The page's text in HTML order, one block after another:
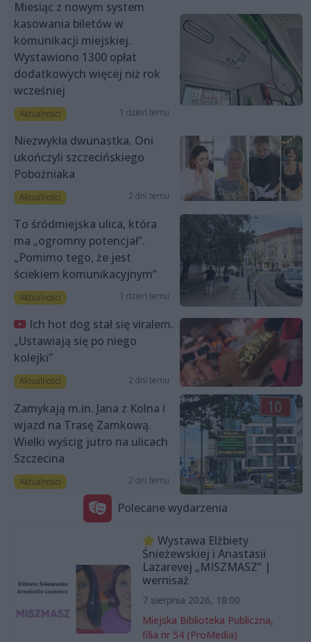
Miesiąc z nowym system
kasowania biletów w
komunikacji miejskiej.
Wystawiono 1300 opłat
dodatkowych więcej niż rok
wcześniej
Aktualności 1 dzień temu
Niezwykła dwunastka. Oni
ukończyli szczecińskiego
Pobożniaka
Aktualności 2 dni temu
To śródmiejska ulica, która
ma „ogromny potencjał”.
„Pomimo tego, że jest
ściekiem komunikacyjnym”
Aktualności 1 dzień temu
Ich hot dog stał się viralem.
„Ustawiają się po niego
kolejki”
Aktualności 2 dni temu
Zamykają m.in. Jana z Kolna i
wjazd na Trasę Zamkową.
Wielki wyścig jutro na ulicach
Szczecina
Aktualności 2 dni temu
Polecane wydarzenia
Wystawa Elżbiety
Śnieżewskiej i Anastasii
Lazarevej „MISZMASZ” |
wernisaż
7 sierpnia 2026, 18:00
Miejska Biblioteka Publiczna,
filia nr 54 (ProMedia)